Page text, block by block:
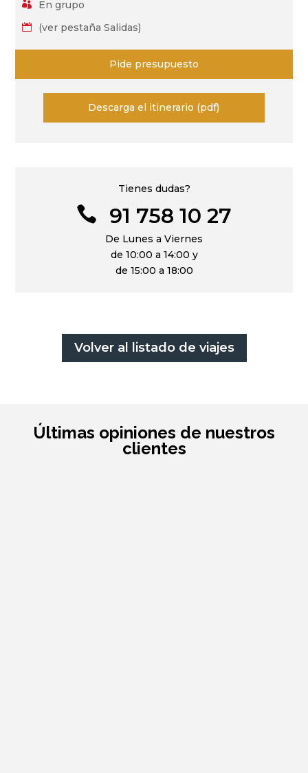
 En grupo
 (ver pestaña Salidas)
Pide presupuesto
Descarga el itinerario (pdf)
Tienes dudas?
 91 758 10 27
De Lunes a Viernes
de 10:00 a 14:00 y
de 15:00 a 18:00
Volver al listado de viajes
Últimas opiniones de nuestros
clientes